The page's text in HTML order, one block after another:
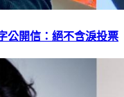
公開信：絕不含淚投票